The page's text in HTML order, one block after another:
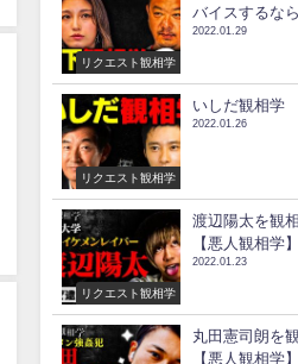
リクエスト観相学
バイスするな
2022.01.29
リクエスト観相学
いしだ観相学
2022.01.26
リクエスト観相学
渡辺陽太を観
【悪人観相学】
2022.01.23
丸田憲司朗を
【悪人観相学】